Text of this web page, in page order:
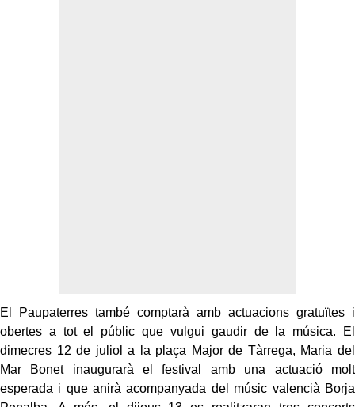
El Paupaterres també comptarà amb actuacions gratuïtes i
obertes a tot el públic que vulgui gaudir de la música. El
dimecres 12 de juliol a la plaça Major de Tàrrega, Maria del
Mar Bonet inaugurarà el festival amb una actuació molt
esperada i que anirà acompanyada del músic valencià Borja